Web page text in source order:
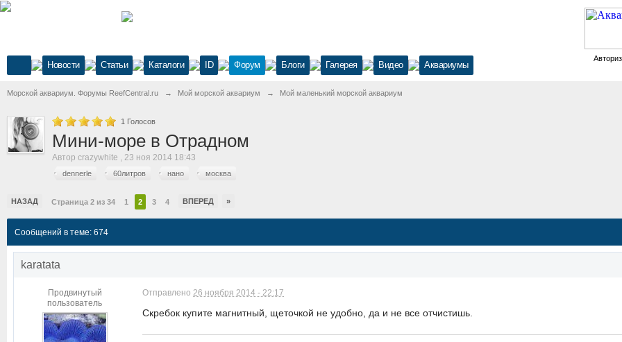
Новости Статьи Каталоги ID Форум Блоги Галерея Видео Аквариумы
Морской аквариум. Форумы ReefCentral.ru → Мой морской аквариум → Мой маленький морской аквариум
1 Голосов
Мини-море в Отрадном
Автор crazywhite , 23 ноя 2014 18:43
dennerle 60литров нано москва
НАЗАД Страница 2 из 34 1 2 3 4 ВПЕРЕД »
Сообщений в теме: 674
karatata
Продвинутый
пользователь
Отправлено 26 ноября 2014 - 22:17
Скребок купите магнитный, щеточкой не удобно, да и не все отчистишь.